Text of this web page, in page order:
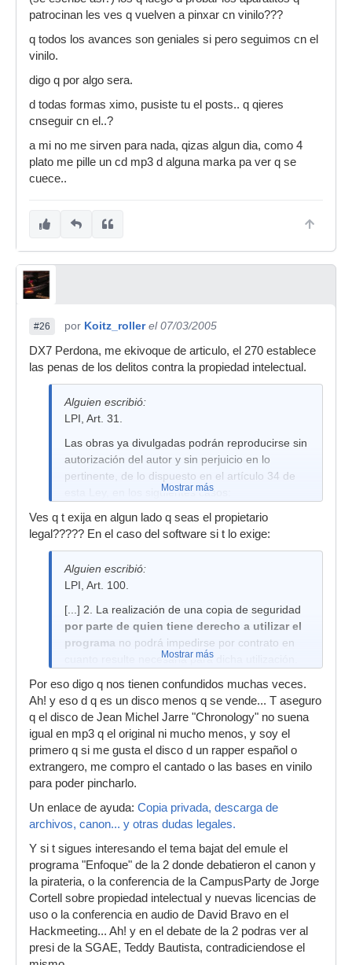
patrocinan les ves q vuelven a pinxar cn vinilo???
q todos los avances son geniales si pero seguimos cn el
vinilo.
digo q por algo sera.
d todas formas ximo, pusiste tu el posts.. q qieres
cnseguir cn el..?
a mi no me sirven para nada, qizas algun dia, como 4
plato me pille un cd mp3 d alguna marka pa ver q se
cuece..
#26 por Koitz_roller el 07/03/2005
DX7 Perdona, me ekivoque de articulo, el 270 establece
las penas de los delitos contra la propiedad intelectual.
Alguien escribió:
LPI, Art. 31.
Las obras ya divulgadas podrán reproducirse sin
autorización del autor y sin perjuicio en lo
pertinente, de lo dispuesto en el artículo 34 de
esta Ley, en los siguientes casos:
[...] 2. Para uso privado del copista, sin perjuicio
de lo dispuesto en los artículos 25 y 99.a) de
esta Ley, y siempre que la copia no sea objeto
de utilización colectiva ni lucrativa.[...]
Mostrar más
Ves q t exija en algun lado q seas el propietario
legal????? En el caso del software si t lo exige:
Alguien escribió:
LPI, Art. 100.
[...] 2. La realización de una copia de seguridad
por parte de quien tiene derecho a utilizar el
programa no podrá impedirse por contrato en
cuanto resulte necesaria para dicha utilización.
Mostrar más
Por eso digo q nos tienen confundidos muchas veces.
Ah! y eso d q es un disco menos q se vende... T aseguro
q el disco de Jean Michel Jarre "Chronology" no suena
igual en mp3 q el original ni mucho menos, y soy el
primero q si me gusta el disco d un rapper español o
extrangero, me compro el cantado o las bases en vinilo
para poder pincharlo.
Un enlace de ayuda: Copia privada, descarga de
archivos, canon... y otras dudas legales.
Y si t sigues interesando el tema bajat del emule el
programa "Enfoque" de la 2 donde debatieron el canon y
la pirateria, o la conferencia de la CampusParty de Jorge
Cortell sobre propiedad intelectual y nuevas licencias de
uso o la conferencia en audio de David Bravo en el
Hackmeeting... Ah! y en el debate de la 2 podras ver al
presi de la SGAE, Teddy Bautista, contradiciendose el